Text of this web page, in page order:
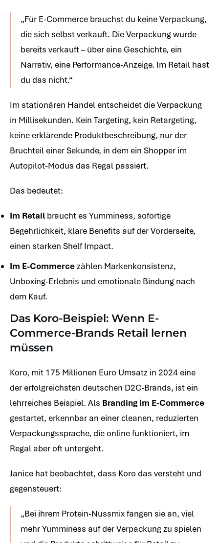
„Für E-Commerce brauchst du keine Verpackung,
die sich selbst verkauft. Die Verpackung wurde
bereits verkauft – über eine Geschichte, ein
Narrativ, eine Performance-Anzeige. Im Retail hast
du das nicht.“
Im stationären Handel entscheidet die Verpackung
in Millisekunden. Kein Targeting, kein Retargeting,
keine erklärende Produktbeschreibung, nur der
Bruchteil einer Sekunde, in dem ein Shopper im
Autopilot-Modus das Regal passiert.
Das bedeutet:
Im Retail braucht es Yumminess, sofortige
Begehrlichkeit, klare Benefits auf der Vorderseite,
einen starken Shelf Impact.
Im E-Commercezählen Markenkonsistenz,
Unboxing-Erlebnis und emotionale Bindung nach
dem Kauf.
Das Koro-Beispiel: Wenn E-
Commerce-Brands Retail lernen
müssen
Koro, mit 175 Millionen Euro Umsatz in 2024 eine
der erfolgreichsten deutschen D2C-Brands, ist ein
lehrreiches Beispiel. Als Branding im E-Commerce
gestartet, erkennbar an einer cleanen, reduzierten
Verpackungssprache, die online funktioniert, im
Regal aber oft untergeht.
Janice hat beobachtet, dass Koro das versteht und
gegensteuert:
„Bei ihrem Protein-Nussmix fangen sie an, viel
mehr Yumminess auf der Verpackung zu spielen